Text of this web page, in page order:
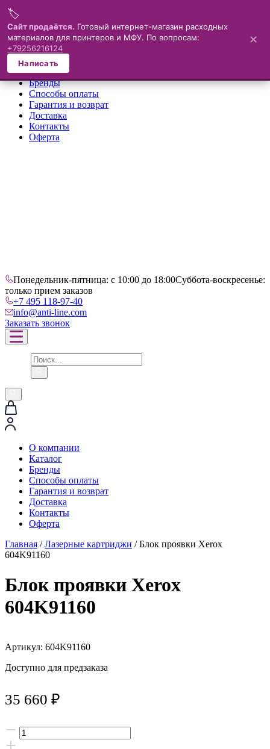
Меню
×
О компании
Каталог
Бренды
Способы оплаты
Гарантия и возврат
Доставка
Контакты
Оферта
Понедельник-пятница: с 10:00 до 18:00Суббота-воскресенье:
только прием заказов
+7 495 118-97-40
info@anti-line.com
Заказать звонок
О компании
Каталог
Бренды
Способы оплаты
Гарантия и возврат
Доставка
Контакты
Оферта
Главная /Лазерные картриджи / Блок проявки Xerox
604K91160
Блок проявки Xerox
604K91160
Артикул: 604K91160
Доступно для предзаказа
35 660 ₽
🏷️
Сайт продаётся. Готовый интернет-магазин расходных
материалов для принтеров и МФУ. По вопросам:
+79256216124
Написать
✕